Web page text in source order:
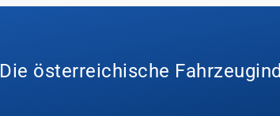
Die österreichische